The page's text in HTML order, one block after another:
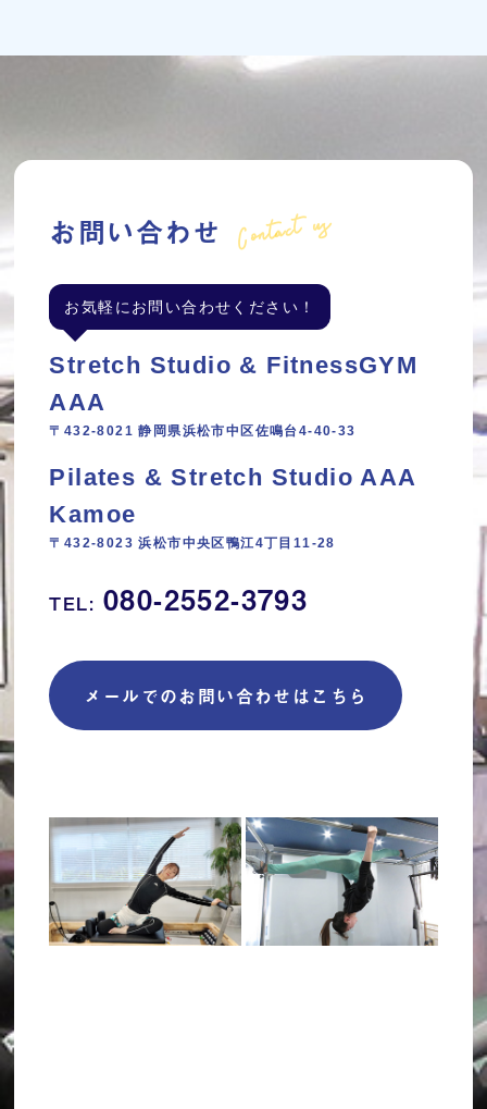
お問い合わせ Contact us
お気軽にお問い合わせください！
Stretch Studio & FitnessGYM
AAA
〒432-8021 静岡県浜松市中区佐鳴台4-40-33
Pilates & Stretch Studio AAA
Kamoe
〒432-8023 浜松市中央区鴨江4丁目11‐28
TEL: 080-2552-3793
メールでのお問い合わせはこちら